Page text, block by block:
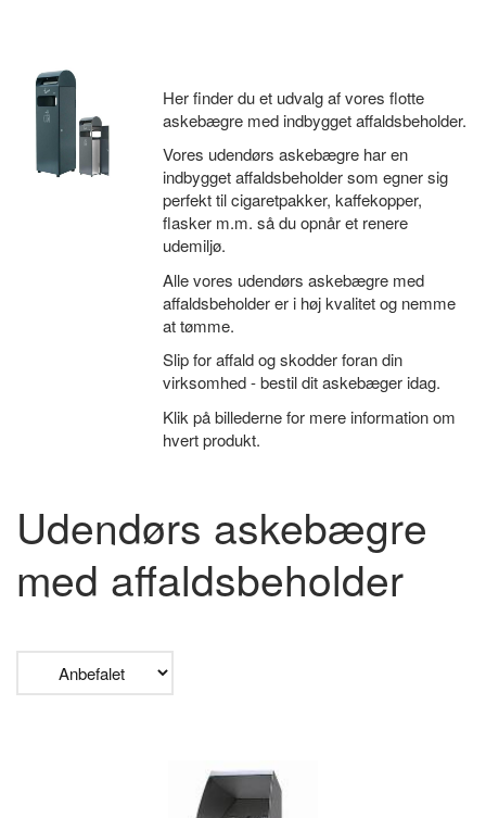
Her finder du et udvalg af vores flotte
askebægre med indbygget affaldsbeholder.
Vores udendørs askebægre har en
indbygget affaldsbeholder som egner sig
perfekt til cigaretpakker, kaffekopper,
flasker m.m. så du opnår et renere
udemiljø.
Alle vores udendørs askebægre med
affaldsbeholder er i høj kvalitet og nemme
at tømme.
Slip for affald og skodder foran din
virksomhed - bestil dit askebæger idag.
Klik på billederne for mere information om
hvert produkt.
Udendørs askebægre
med affaldsbeholder